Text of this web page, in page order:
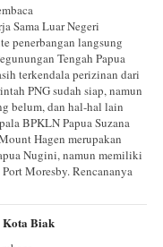
Sama Luar Negeri
penerbangan langsung
Tengah Papua
terkendala perizinan dari
PNG sudah siap, namun
belum, dan hal-hal lain
BPKLN Papua Suzana
Hagen merupakan
Nugini, namun memiliki
Moresby. Rencananya
Kota Biak